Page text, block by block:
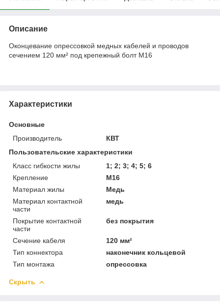
Описание
Оконцевание опрессовкой медных кабелей и проводов
сечением 120 мм² под крепежный болт М16
Характеристики
Основные
Производитель
КВТ
Пользовательские характеристики
Класс гибкости жилы
1; 2; 3; 4; 5; 6
Крепление
М16
Материал жилы
Медь
Материал контактной
части
медь
Покрытие контактной
части
без покрытия
Сечение кабеля
120 мм²
Тип коннектора
наконечник кольцевой
Тип монтажа
опрессовка
Скрыть